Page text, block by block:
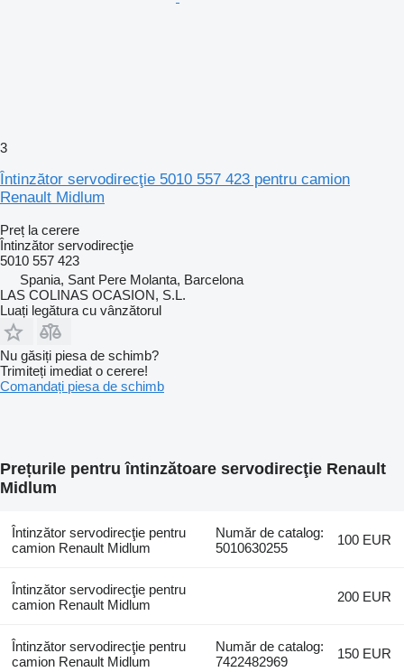
3
Întinzător servodirecţie 5010 557 423 pentru camion
Renault Midlum
Preț la cerere
Întinzător servodirecţie
5010 557 423
Spania, Sant Pere Molanta, Barcelona
LAS COLINAS OCASION, S.L.
Luați legătura cu vânzătorul
Nu găsiți piesa de schimb?
Trimiteți imediat o cerere!
Comandați piesa de schimb
Prețurile pentru întinzătoare servodirecţie Renault
Midlum
Întinzător servodirecţie pentru
camion Renault Midlum
Număr de catalog:
5010630255
100 EUR
Întinzător servodirecţie pentru
camion Renault Midlum
200 EUR
Întinzător servodirecţie pentru
camion Renault Midlum
Număr de catalog:
7422482969
150 EUR